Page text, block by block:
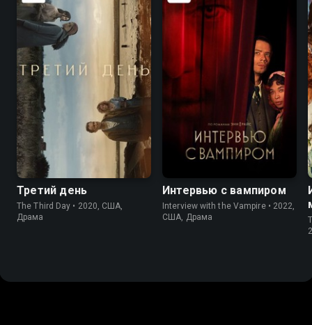
6.2
Третий день
The Third Day • 2020, США,
Драма
7.6 7.6
Интервью с вампиром
Interview with the Vampire • 2022,
США, Драма